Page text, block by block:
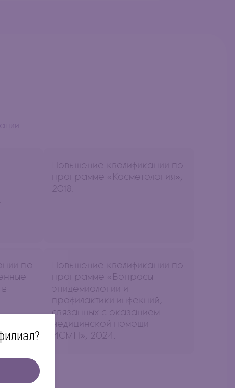
Повышение квалификации по
программе «Косметология»,
2018.
по
Повышение квалификации по
программе «Вопросы
эпидемиологии и
профилактики инфекций,
связанных с оказанием
медицинской помощи
ИСМП», 2024.